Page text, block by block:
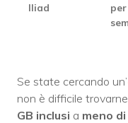
Iliad
per
Se state cercando un’
non è difficile
GB inclusi a meno